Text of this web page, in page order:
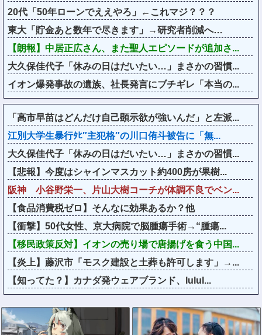
20代「50年ローンでええやろ」←これマジ？？？
東大「貯金あと数年で尽きます」→研究者削減へ…
【朗報】中居正広さん、また聖人エピソードが追加さ...
大久保佳代子「休みの日はだいたい…」まさかの習慣...
イオン爆発事故の遺族、社長発言にブチギレ「本当の...
「高市早苗はどんだけ自己顕示欲が強いんだ」と左派...
江別大学生暴行ﾀﾋ″主犯格″の川口侑斗被告に「無...
大久保佳代子「休みの日はだいたい…」まさかの習慣...
【悲報】今度はシャインマスカット約400房が果樹...
阪神 小谷野栄一、片山大樹コーチが体調不良でベン...
【食品消費税ゼロ】そんなに効果あるか？他
【衝撃】50代女性、京大病院で脳腫瘍手術→“腫瘍...
【移民政策反対】イオンの売り場で唐揚げを食う中国...
【炎上】藤沢市「モスク建設と土葬も許可します」→...
【知ってた？】カナダ発ウェアブランド、lulul...